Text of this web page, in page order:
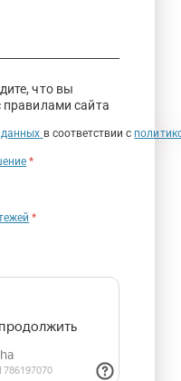
что вы
сайта
в соответствии с
*
*